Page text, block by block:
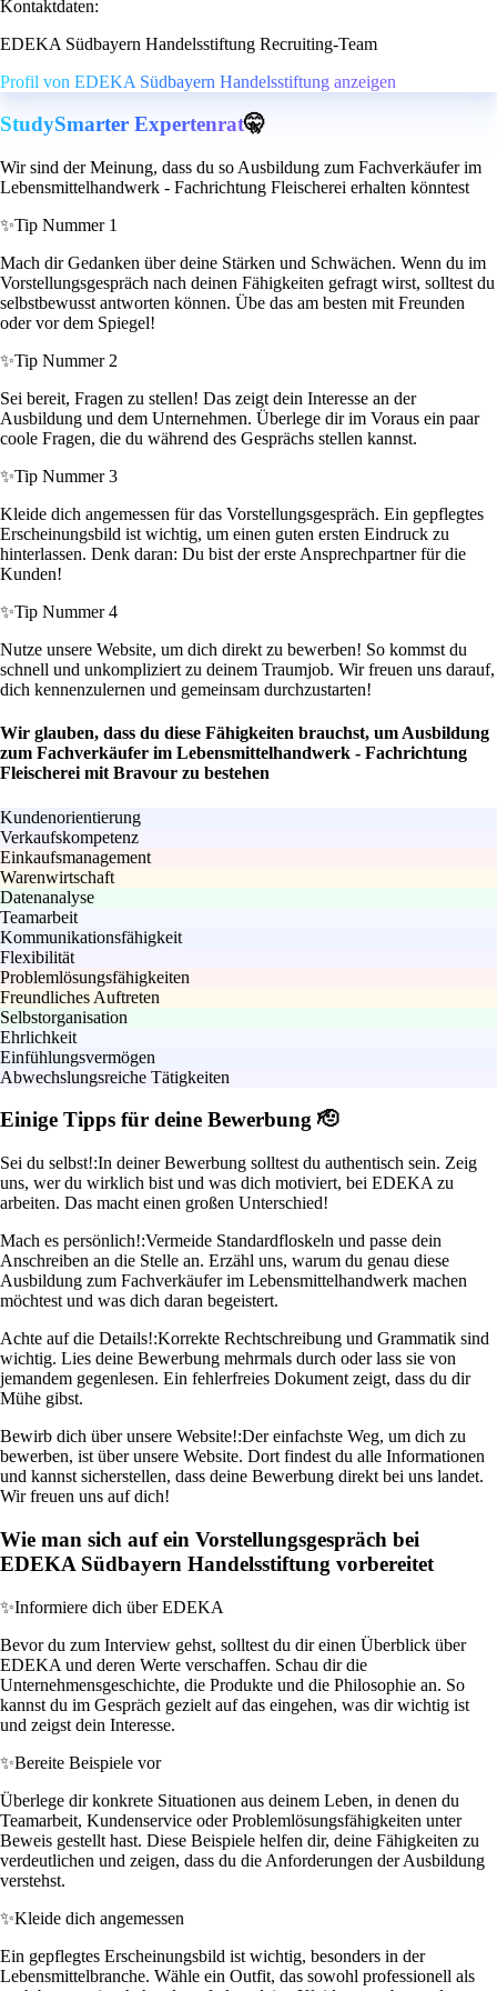
Kontaktdaten:
EDEKA Südbayern Handelsstiftung Recruiting-Team
Profil von EDEKA Südbayern Handelsstiftung anzeigen
StudySmarter Expertenrat🤫
Wir sind der Meinung, dass du so Ausbildung zum Fachverkäufer im
Lebensmittelhandwerk - Fachrichtung Fleischerei erhalten könntest
✨Tip Nummer 1
Mach dir Gedanken über deine Stärken und Schwächen. Wenn du im
Vorstellungsgespräch nach deinen Fähigkeiten gefragt wirst, solltest du
selbstbewusst antworten können. Übe das am besten mit Freunden
oder vor dem Spiegel!
✨Tip Nummer 2
Sei bereit, Fragen zu stellen! Das zeigt dein Interesse an der
Ausbildung und dem Unternehmen. Überlege dir im Voraus ein paar
coole Fragen, die du während des Gesprächs stellen kannst.
✨Tip Nummer 3
Kleide dich angemessen für das Vorstellungsgespräch. Ein gepflegtes
Erscheinungsbild ist wichtig, um einen guten ersten Eindruck zu
hinterlassen. Denk daran: Du bist der erste Ansprechpartner für die
Kunden!
✨Tip Nummer 4
Nutze unsere Website, um dich direkt zu bewerben! So kommst du
schnell und unkompliziert zu deinem Traumjob. Wir freuen uns darauf,
dich kennenzulernen und gemeinsam durchzustarten!
Wir glauben, dass du diese Fähigkeiten brauchst, um Ausbildung
zum Fachverkäufer im Lebensmittelhandwerk - Fachrichtung
Fleischerei mit Bravour zu bestehen
Kundenorientierung
Verkaufskompetenz
Einkaufsmanagement
Warenwirtschaft
Datenanalyse
Teamarbeit
Kommunikationsfähigkeit
Flexibilität
Problemlösungsfähigkeiten
Freundliches Auftreten
Selbstorganisation
Ehrlichkeit
Einfühlungsvermögen
Abwechslungsreiche Tätigkeiten
Einige Tipps für deine Bewerbung 🫡
Sei du selbst!:In deiner Bewerbung solltest du authentisch sein. Zeig
uns, wer du wirklich bist und was dich motiviert, bei EDEKA zu
arbeiten. Das macht einen großen Unterschied!
Mach es persönlich!:Vermeide Standardfloskeln und passe dein
Anschreiben an die Stelle an. Erzähl uns, warum du genau diese
Ausbildung zum Fachverkäufer im Lebensmittelhandwerk machen
möchtest und was dich daran begeistert.
Achte auf die Details!:Korrekte Rechtschreibung und Grammatik sind
wichtig. Lies deine Bewerbung mehrmals durch oder lass sie von
jemandem gegenlesen. Ein fehlerfreies Dokument zeigt, dass du dir
Mühe gibst.
Bewirb dich über unsere Website!:Der einfachste Weg, um dich zu
bewerben, ist über unsere Website. Dort findest du alle Informationen
und kannst sicherstellen, dass deine Bewerbung direkt bei uns landet.
Wir freuen uns auf dich!
Wie man sich auf ein Vorstellungsgespräch bei
EDEKA Südbayern Handelsstiftung vorbereitet
✨Informiere dich über EDEKA
Bevor du zum Interview gehst, solltest du dir einen Überblick über
EDEKA und deren Werte verschaffen. Schau dir die
Unternehmensgeschichte, die Produkte und die Philosophie an. So
kannst du im Gespräch gezielt auf das eingehen, was dir wichtig ist
und zeigst dein Interesse.
✨Bereite Beispiele vor
Überlege dir konkrete Situationen aus deinem Leben, in denen du
Teamarbeit, Kundenservice oder Problemlösungsfähigkeiten unter
Beweis gestellt hast. Diese Beispiele helfen dir, deine Fähigkeiten zu
verdeutlichen und zeigen, dass du die Anforderungen der Ausbildung
verstehst.
✨Kleide dich angemessen
Ein gepflegtes Erscheinungsbild ist wichtig, besonders in der
Lebensmittelbranche. Wähle ein Outfit, das sowohl professionell als